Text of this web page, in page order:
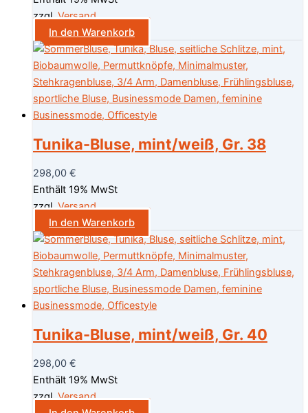
zzgl. Versand
In den Warenkorb
Tunika-Bluse, mint/weiß, Gr. 38
298,00 €
Enthält 19% MwSt
zzgl. Versand
In den Warenkorb
Tunika-Bluse, mint/weiß, Gr. 40
298,00 €
Enthält 19% MwSt
zzgl. Versand